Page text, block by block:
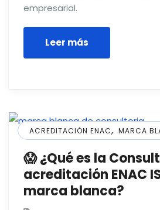
empresarial.
Leer más
ACREDITACIÓN ENAC, MARCA
😱 ¿Qué es la
acreditación ENAC
marca blanca?